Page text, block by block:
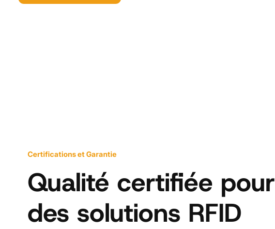
Certifications et Garantie
Qualité certifiée pour
des solutions RFID